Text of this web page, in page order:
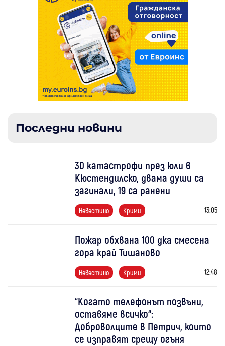
Последни новини
30 катастрофи през юли в
Кюстендилско, двама души са
загинали, 19 са ранени
Невестино Крими 13:05
Пожар обхвана 100 дка смесена
гора край Тишаново
Невестино Крими 12:48
“Когато телефонът позвъни,
оставяме всичко“:
Доброволците в Петрич, които
се изправят срещу огъня